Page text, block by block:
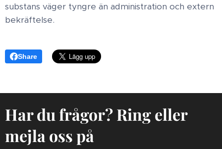
substans väger tyngre än administration och extern
bekräftelse.
Share
Har du frågor? Ring eller
mejla oss på